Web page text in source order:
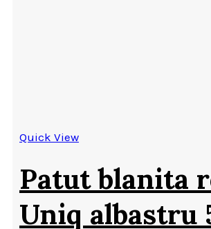
Quick View
Patut blanita
Uniq albastru